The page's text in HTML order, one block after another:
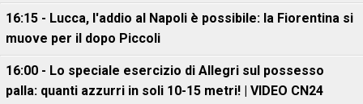
16:15 - Lucca, l'addio al Napoli è possibile: la Fiorentina si
muove per il dopo Piccoli
16:00 - Lo speciale esercizio di Allegri sul possesso
palla: quanti azzurri in soli 10-15 metri! | VIDEO CN24